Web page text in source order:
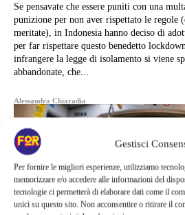
Gestisci
Per fornire le migliori esperienze, utilizziamo
memorizzare e/o accedere alle informazioni del
tecnologie ci permetterà di elaborare dati come il
unici su questo sito. Non acconsentire o ritirare il
Se pensavate che essere puniti con una
punizione per non aver rispettato le regole
meritate), in Indonesia hanno deciso di
per far rispettare questo benedetto
infrangere la legge di isolamento si viene
abbandonate, che...
Alessandra Chiaradia